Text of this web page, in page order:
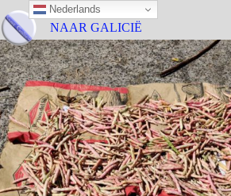
NAAR GALICIË
Nederlands